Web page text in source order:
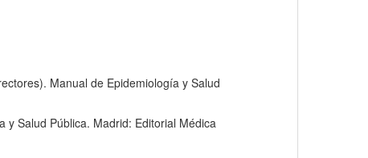
Manual de Epidemiología y Salud
Salud Pública. Madrid: Editorial Médica